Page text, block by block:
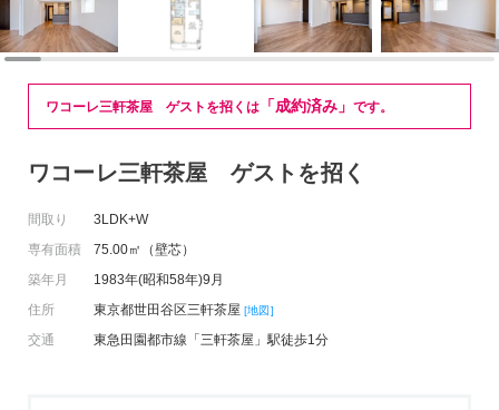
ワコーレ三軒茶屋 ゲストを招くは 「成約済み」 です。
ワコーレ三軒茶屋 ゲストを招く
間取り
3LDK+W
専有面積
75.00㎡（壁芯）
築年月
1983年(昭和58年)9月
住所
東京都世田谷区三軒茶屋 [地図]
交通 東急田園都市線「三軒茶屋」駅徒歩1分